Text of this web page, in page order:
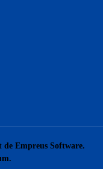
de Empreus Software.